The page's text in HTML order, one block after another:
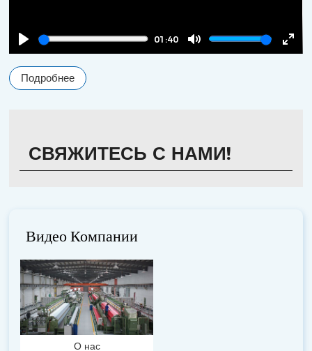
Play
01:40
Mute
Подробнее
СВЯЖИТЕСЬ С НАМИ!
Видео Компании
О нас